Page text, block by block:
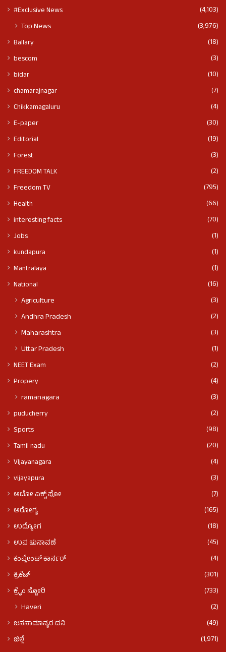
#Exclusive News (4,103)
Top News (3,976)
Ballary
(18)
bescom
(3)
bidar
(10)
chamarajnagar
(7)
Chikkamagaluru
(4)
E-paper
(30)
Editorial
(19)
Forest
(3)
FREEDOM TALK
(2)
Freedom TV
(795)
Health
(66)
interesting facts
(70)
Jobs
(1)
kundapura
(1)
Mantralaya
(1)
National
(16)
Agriculture
(3)
Andhra Pradesh
(2)
Maharashtra
(3)
Uttar Pradesh
(1)
NEET Exam
(2)
Propery
(4)
ramanagara (3)
puducherry
(2)
Sports
(98)
Tamil nadu
(20)
VIjayanagara
(4)
vijayapura
(3)
ಆಟೋ ಎಕ್ಸ್ ಪೋ
(7)
ಆರೋಗ್ಯ
(165)
ಉದ್ಯೋಗ
(18)
ಉಪ ಚುನಾವಣೆ
(45)
ಕಂಪ್ಲೇಂಟ್ ಕಾರ್ನರ್
(4)
ಕ್ರಿಕೆಟ್
(301)
ಕ್ರೈಂ ಸ್ಟೋರಿ
(733)
Haveri (2)
ಜನಸಾಮಾನ್ಯರ ದನಿ
(49)
ಜಿಲ್ಲೆ
(1,971)